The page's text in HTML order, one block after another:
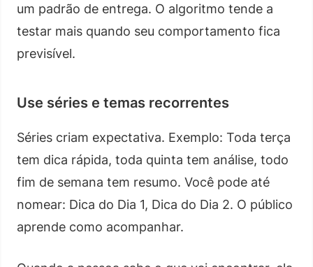
um padrão de entrega. O algoritmo tende a
testar mais quando seu comportamento fica
previsível.
Use séries e temas recorrentes
Séries criam expectativa. Exemplo: Toda terça
tem dica rápida, toda quinta tem análise, todo
fim de semana tem resumo. Você pode até
nomear: Dica do Dia 1, Dica do Dia 2. O público
aprende como acompanhar.